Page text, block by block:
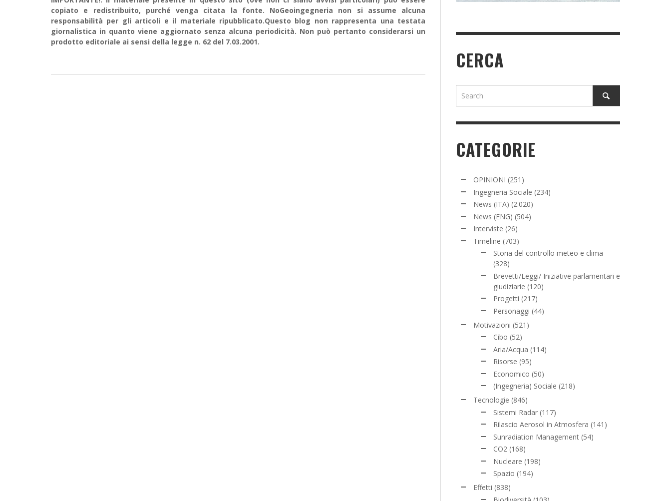
copiato e redistribuito, purché venga citata la fonte. NoGeoingegneria non si assume alcuna
responsabilità per gli articoli e il materiale ripubblicato.Questo blog non rappresenta una testata
giornalistica in quanto viene aggiornato senza alcuna periodicità. Non può pertanto considerarsi un
prodotto editoriale ai sensi della legge n. 62 del 7.03.2001.
CERCA
CATEGORIE
OPINIONI (251)
Ingegneria Sociale (234)
News (ITA) (2.020)
News (ENG) (504)
Interviste (26)
Timeline (703)
Storia del controllo meteo e clima
(328)
Brevetti/Leggi/ Iniziative parlamentari e
giudiziarie (120)
Progetti (217)
Personaggi (44)
Motivazioni (521)
Cibo (52)
Aria/Acqua (114)
Risorse (95)
Economico (50)
(Ingegneria) Sociale (218)
Tecnologie (846)
Sistemi Radar (117)
Rilascio Aerosol in Atmosfera (141)
Sunradiation Management (54)
CO2 (168)
Nucleare (198)
Spazio (194)
Effetti (838)